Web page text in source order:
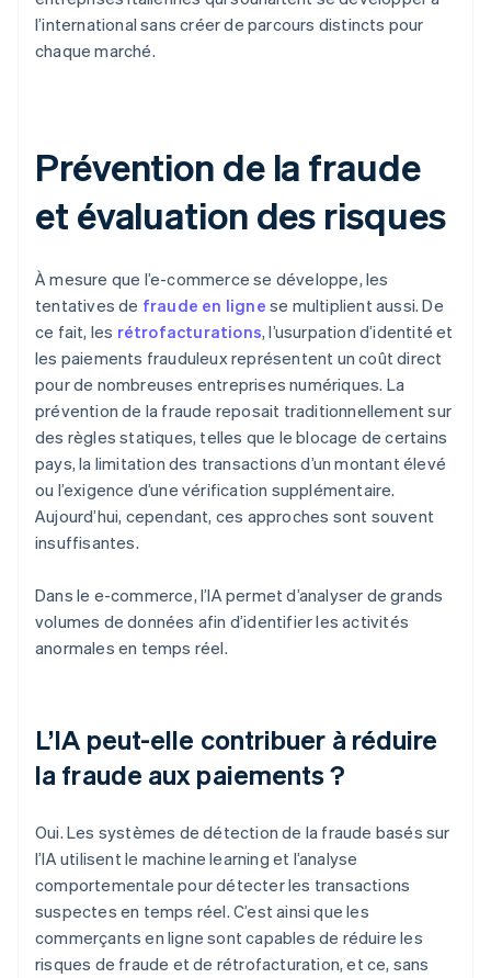
l’international sans créer de parcours distincts pour
chaque marché.
Prévention de la fraude
et évaluation des risques
À mesure que l’e-commerce se développe, les
tentatives de fraude en ligne se multiplient aussi. De
ce fait, les rétrofacturations, l’usurpation d’identité et
les paiements frauduleux représentent un coût direct
pour de nombreuses entreprises numériques. La
prévention de la fraude reposait traditionnellement sur
des règles statiques, telles que le blocage de certains
pays, la limitation des transactions d’un montant élevé
ou l’exigence d’une vérification supplémentaire.
Aujourd’hui, cependant, ces approches sont souvent
insuffisantes.
Dans le e-commerce, l’IA permet d’analyser de grands
volumes de données afin d’identifier les activités
anormales en temps réel.
L’IA peut-elle contribuer à réduire
la fraude aux paiements ?
Oui. Les systèmes de détection de la fraude basés sur
l’IA utilisent le machine learning et l’analyse
comportementale pour détecter les transactions
suspectes en temps réel. C’est ainsi que les
commerçants en ligne sont capables de réduire les
risques de fraude et de rétrofacturation, et ce, sans